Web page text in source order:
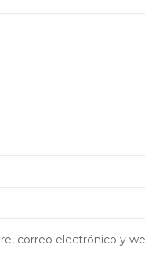
correo electrónico y